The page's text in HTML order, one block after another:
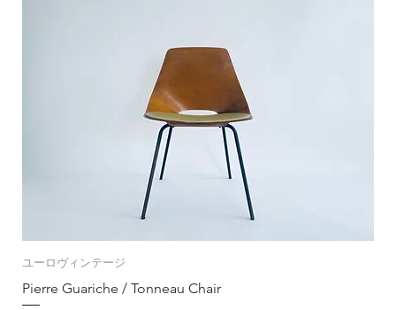
ユーロヴィンテージ
Pierre Guariche / Tonneau Chair